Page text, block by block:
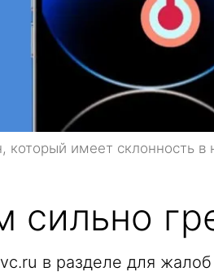
имеет склонность в
в разделе для